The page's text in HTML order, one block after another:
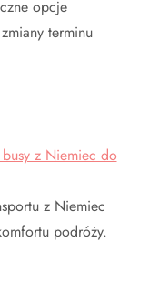
opcje
terminu
z Niemiec do
z Niemiec
podróży.